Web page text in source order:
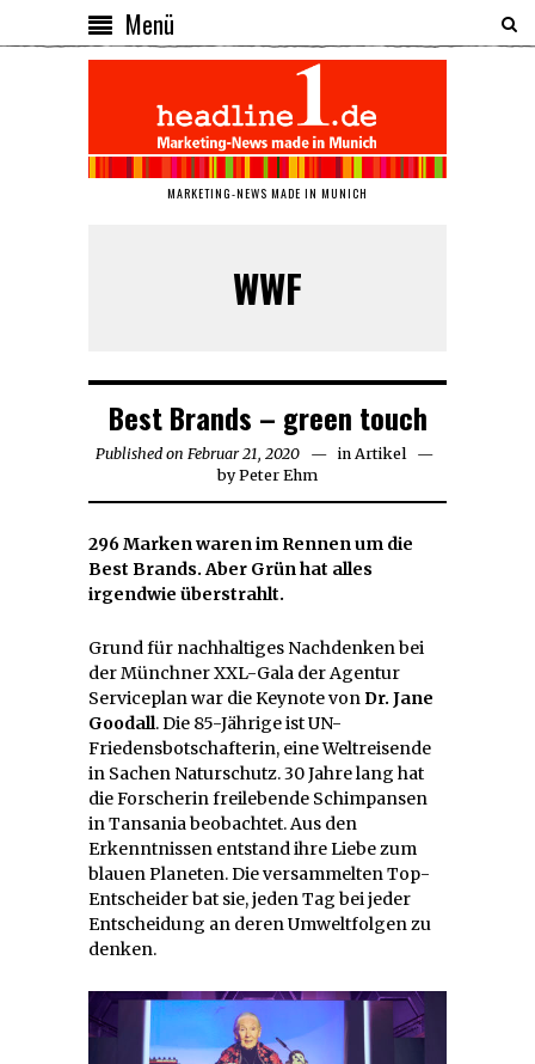
Menü
MARKETING-NEWS MADE IN MUNICH
WWF
Best Brands – green touch
Published on Februar 21, 2020Februar
23,
2020
in Artikel
byPeter Ehm
296 Marken waren im Rennen um die
Best Brands. Aber Grün hat alles
irgendwie überstrahlt.
Grund für nachhaltiges Nachdenken bei
der Münchner XXL-Gala der Agentur
Serviceplan war die Keynote vonDr. Jane
Goodall. Die 85-Jährige ist UN-
Friedensbotschafterin, eine Weltreisende
in Sachen Naturschutz. 30 Jahre lang hat
die Forscherin freilebende Schimpansen
in Tansania beobachtet. Aus den
Erkenntnissen entstand ihre Liebe zum
blauen Planeten. Die versammelten Top-
Entscheider bat sie, jeden Tag bei jeder
Entscheidung an deren Umweltfolgen zu
denken.